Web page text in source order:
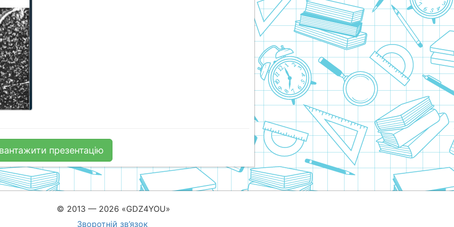
презентацію
© 2013 — 2026 «GDZ4YOU»
Зворотній зв’язок